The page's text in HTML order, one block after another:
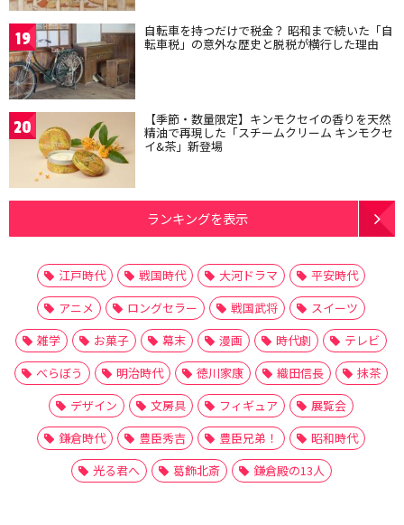
19 自転車を持つだけで税金？ 昭和まで続いた「自
転車税」の意外な歴史と脱税が横行した理由
20 【季節・数量限定】キンモクセイの香りを天然
精油で再現した「スチームクリーム キンモクセ
イ&茶」新登場
ランキングを表示
江戸時代 戦国時代 大河ドラマ
平安時代
アニメ
ロングセラー 戦国武将
スイーツ
雑学
お菓子 幕末 漫画 時代劇
テレビ
べらぼう
明治時代 徳川家康 織田信長
抹茶
デザイン
文房具 フィギュア
展覧会
鎌倉時代
豊臣秀吉 豊臣兄弟！
昭和時代
光る君へ
葛飾北斎 鎌倉殿の13人